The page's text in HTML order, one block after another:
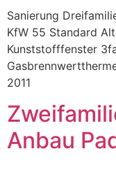
Sanierung
KfW 55 Standard
Kunststofffenster
2011
Anbau